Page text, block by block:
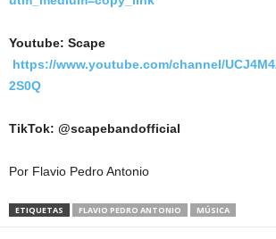
Youtube: Scape
https://www.youtube.com/channel/
2S0Q
TikTok: @scapebandofficial
Por Flavio Pedro Antonio
ETIQUETAS FLAVIO PEDRO ANTONIO MÚSICA